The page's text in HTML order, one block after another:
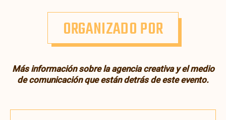
ORGANIZADO POR
Más información sobre la agencia creativa y el medio
de comunicación que están detrás de este evento.